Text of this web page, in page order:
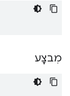
מִבצָע